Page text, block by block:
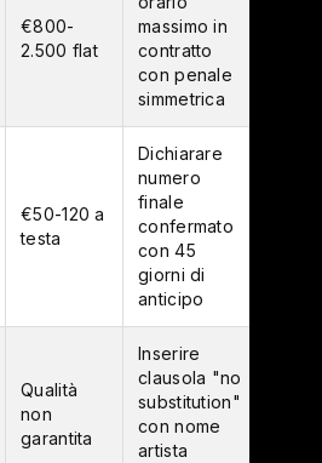
€800-
2.500 flat
massimo in
contratto
con penale
simmetrica
€50-120 a
testa
Dichiarare
numero
finale
confermato
con 45
giorni di
anticipo
Qualità
non
garantita
Inserire
clausola "no
substitution"
con nome
artista